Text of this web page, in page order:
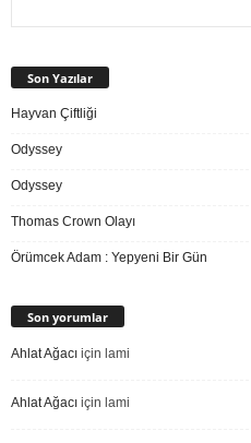
Son Yazılar
Hayvan Çiftliği
Odyssey
Odyssey
Thomas Crown Olayı
Örümcek Adam : Yepyeni Bir Gün
Son yorumlar
Ahlat Ağacı için lami
Ahlat Ağacı için lami